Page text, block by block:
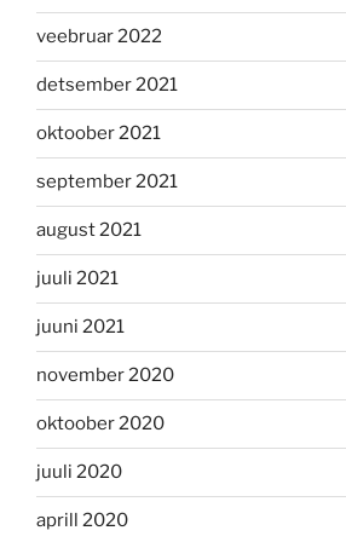
veebruar 2022
detsember 2021
oktoober 2021
september 2021
august 2021
juuli 2021
juuni 2021
november 2020
oktoober 2020
juuli 2020
aprill 2020